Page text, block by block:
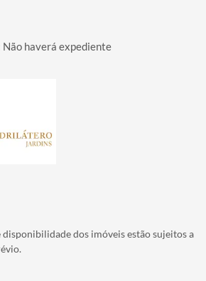
Não haverá expediente
disponibilidade dos imóveis estão sujeitos a